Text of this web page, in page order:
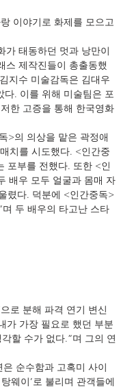
이야기로 화제를 모으고
가 태동하던 멋과 낭만이
스 제작진들이 총출동했
지수 미술감독은 김대우
다. 이를 위해 미술팀은 포
한 고증을 통해 한국영화
>의 의상을 맡은 곽정애
치를 시도했다. <인간중
포부를 전했다. 또한 <인
배우 모두 얼굴과 몸매 자
렸다. 덕분에 <인간중독>
두 배우의 타고난 스타
로 분해 파격 연기 변신
가 가장 필요로 했던 부분
할 수가 없다.”며 그의 연
순수함과 고혹미 사이
웨이’로 불리며 관객들에